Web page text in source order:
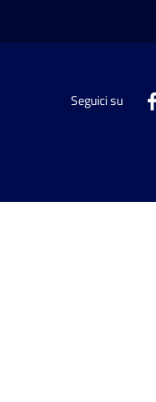
Seguici su